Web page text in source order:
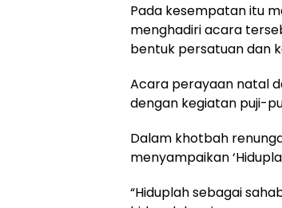
Pada kesempatan itu
menghadiri acara
bentuk persatuan dan
Acara perayaan natal
dengan kegiatan puji-
Dalam khotbah
menyampaikan
“Hiduplah sebagai